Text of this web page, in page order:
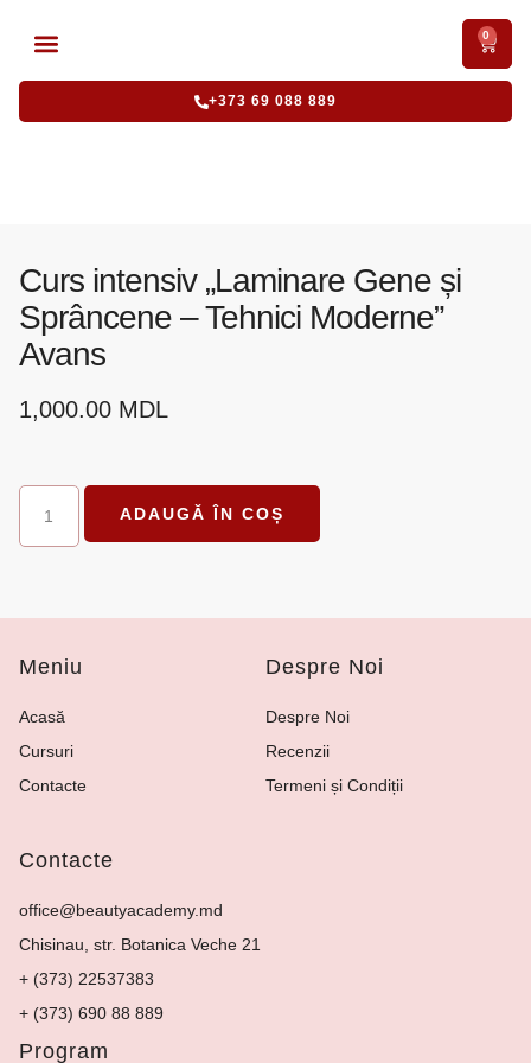
0
+373 69 088 889
Curs intensiv „Laminare Gene și
Sprâncene – Tehnici Moderne”
Avans
1,000.00 MDL
ADAUGĂ ÎN COȘ
Meniu
Acasă
Cursuri
Contacte
Despre Noi
Despre Noi
Recenzii
Termeni și Condiții
Contacte
office@beautyacademy.md
Chisinau, str. Botanica Veche 21
+ (373) 22537383
+ (373) 690 88 889
Program